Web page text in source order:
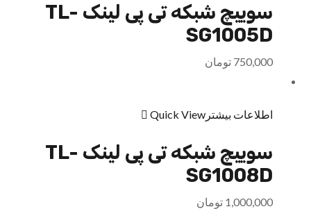
سوییچ شبکه تی پی لینک TL-
SG1005D
750,000 تومان
اطلاعات بیشتر Quick View
سوییچ شبکه تی پی لینک TL-
SG1008D
1,000,000 تومان